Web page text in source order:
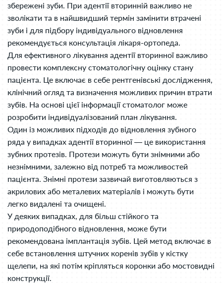
збережені зуби. При адентії вторинній важливо не
зволікати та в найшвидший термін замінити втрачені
зуби і для підбору індивідуального відновлення
рекомендується консультація лікаря-ортопеда.
Для ефективного лікування адентії вторинної важливо
провести комплексну стоматологічну оцінку стану
пацієнта. Це включає в себе рентгенівські дослідження,
клінічний огляд та визначення можливих причин втрати
зубів. На основі цієї інформації стоматолог може
розробити індивідуалізований план лікування.
Один із можливих підходів до відновлення зубного
ряда у випадках адентії вторинної — це використання
зубних протезів. Протези можуть бути знімними або
незнімними, залежно від потреб та можливостей
пацієнта. Знімні протези зазвичай виготовляються з
акрилових або металевих матеріалів і можуть бути
легко видалені та очищені.
У деяких випадках, для більш стійкого та
природоподібного відновлення, може бути
рекомендована імплантація зубів. Цей метод включає в
себе встановлення штучних коренів зубів у кістку
щелепи, на які потім кріпляться коронки або мостовидні
конструкції.